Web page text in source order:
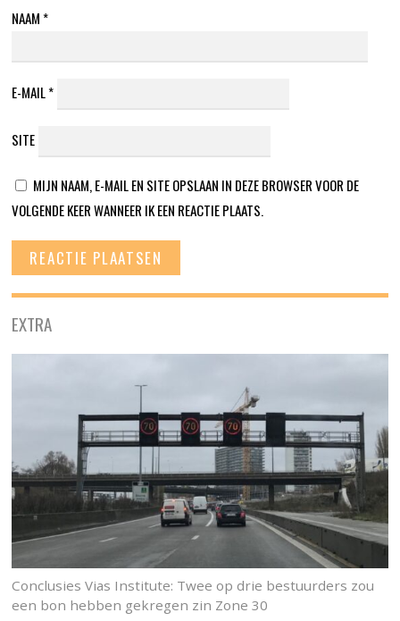
NAAM *
E-MAIL*
SITE
MIJN NAAM, E-MAIL EN SITE OPSLAAN IN DEZE BROWSER VOOR DE
VOLGENDE KEER WANNEER IK EEN REACTIE PLAATS.
EXTRA
Conclusies Vias Institute: Twee op drie bestuurders zou
een bon hebben gekregen zin Zone 30